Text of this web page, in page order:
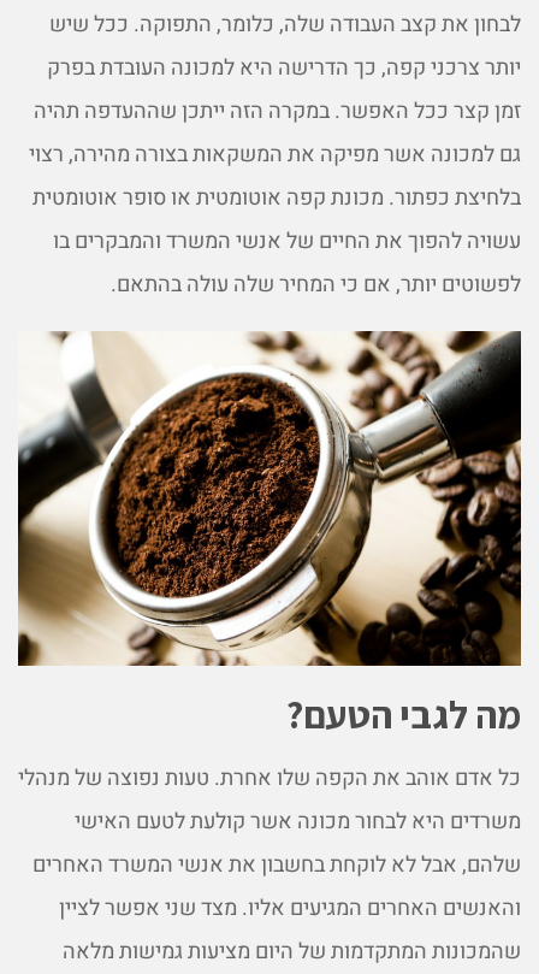
לבחון את קצב העבודה שלה, כלומר, התפוקה. ככל שיש
יותר צרכני קפה, כך הדרישה היא למכונה העובדת בפרק
זמן קצר ככל האפשר. במקרה הזה ייתכן שההעדפה תהיה
גם למכונה אשר מפיקה את המשקאות בצורה מהירה, רצוי
בלחיצת כפתור. מכונת קפה אוטומטית או סופר אוטומטית
עשויה להפוך את החיים של אנשי המשרד והמבקרים בו
לפשוטים יותר, אם כי המחיר שלה עולה בהתאם.
מה לגבי הטעם?
כל אדם אוהב את הקפה שלו אחרת. טעות נפוצה של מנהלי
משרדים היא לבחור מכונה אשר קולעת לטעם האישי
שלהם, אבל לא לוקחת בחשבון את אנשי המשרד האחרים
והאנשים האחרים המגיעים אליו. מצד שני אפשר לציין
שהמכונות המתקדמות של היום מציעות גמישות מלאה